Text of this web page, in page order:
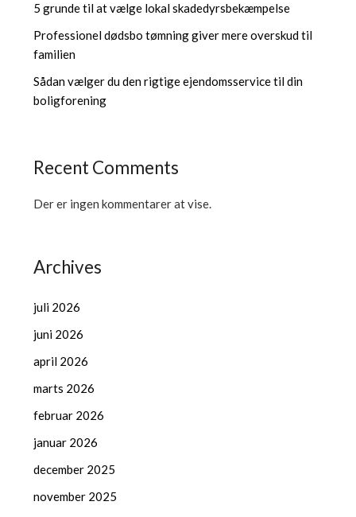
5 grunde til at vælge lokal skadedyrsbekæmpelse
Professionel dødsbo tømning giver mere overskud til
familien
Sådan vælger du den rigtige ejendomsservice til din
boligforening
Recent Comments
Der er ingen kommentarer at vise.
Archives
juli 2026
juni 2026
april 2026
marts 2026
februar 2026
januar 2026
december 2025
november 2025